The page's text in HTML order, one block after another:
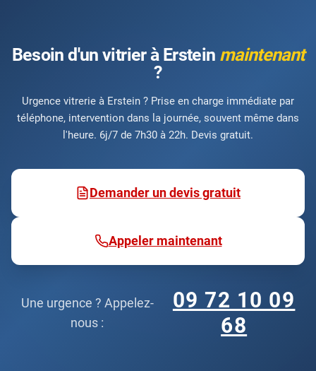
Besoin d'un vitrier à Erstein maintenant
?
Urgence vitrerie à Erstein ? Prise en charge immédiate par
téléphone, intervention dans la journée, souvent même dans
l'heure. 6j/7 de 7h30 à 22h. Devis gratuit.
Demander un devis gratuit
Appeler maintenant
Une urgence ? Appelez-
nous :
09 72 10 09
68